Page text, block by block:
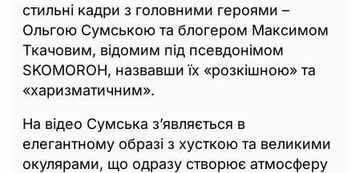
стильні кадри з головними героями –
Ольгою Сумською та блогером Максимом
Ткачовим, відомим під псевдонімом
SKOMOROH, назвавши їх «розкішною» та
«харизматичним».
На відео Сумська з’являється в
елегантному образі з хусткою та великими
окулярами, що одразу створює атмосферу